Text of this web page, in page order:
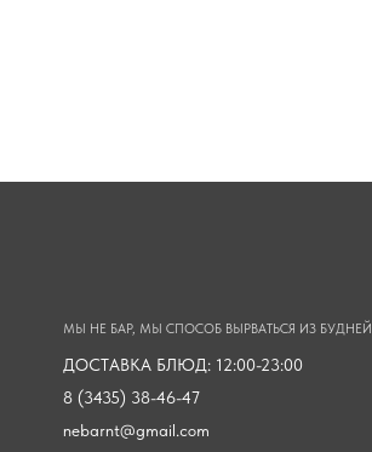
МЫ НЕ БАР, МЫ СПОСОБ ВЫРВАТЬСЯ ИЗ БУДНЕЙ
nebarnt@gmail.com
8 (3435) 38-46-47
ДОСТАВКА БЛЮД: 12:00-23:00